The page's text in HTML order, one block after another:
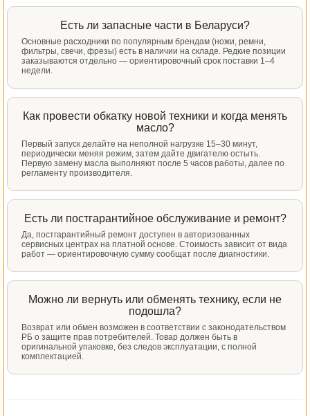
Есть ли запасные части в Беларуси?
Основные расходники по популярным брендам (ножи, ремни,
фильтры, свечи, фрезы) есть в наличии на складе. Редкие позиции
заказываются отдельно — ориентировочный срок поставки 1–4
недели.
Как провести обкатку новой техники и когда менять
масло?
Первый запуск делайте на неполной нагрузке 15–30 минут,
периодически меняя режим, затем дайте двигателю остыть.
Первую замену масла выполняют после 5 часов работы, далее по
регламенту производителя.
Есть ли постгарантийное обслуживание и ремонт?
Да, постгарантийный ремонт доступен в авторизованных
сервисных центрах на платной основе. Стоимость зависит от вида
работ — ориентировочную сумму сообщат после диагностики.
Можно ли вернуть или обменять технику, если не
подошла?
Возврат или обмен возможен в соответствии с законодательством
РБ о защите прав потребителей. Товар должен быть в
оригинальной упаковке, без следов эксплуатации, с полной
комплектацией.